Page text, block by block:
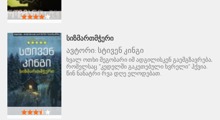
ᲡᲘᲖᲛᲐᲠᲗᲛᲭᲔᲠᲘ
ავტორი: სტივენ კინგი
ხვალ ოთხი მეგობარი იმ ადგილისკენ გაემგზავრება,
რომელსაც "კედელში გაკეთებული ხვრელი" ჰქვია.
წინ ნანატრი რვა დღე ელოდებათ.